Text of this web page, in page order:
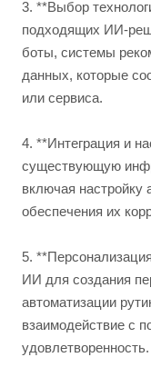
3. **Выбор
подходящих ИИ-
боты, системы
данных, которые
или сервиса.
4. **Интеграция и
существующую
включая настройку
обеспечения их
5.
ИИ для создания
автоматизации
взаимодействие с
удовлетворенность.